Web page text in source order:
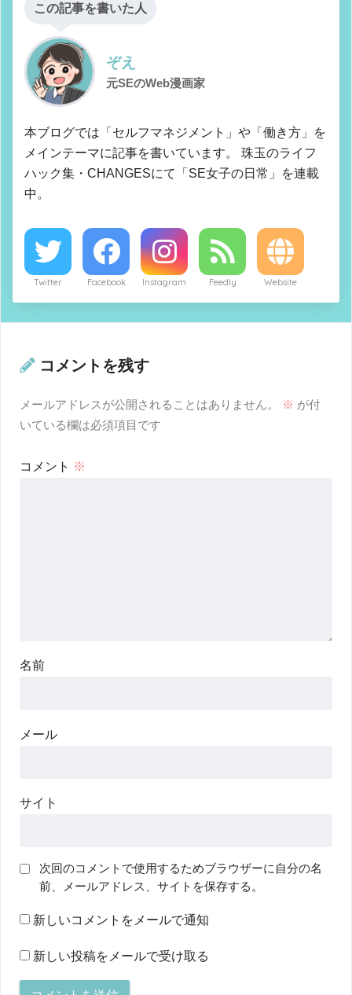
この記事を書いた人
ぞえ
元SEのWeb漫画家
本ブログでは「セルフマネジメント」や「働き方」を
メインテーマに記事を書いています。 珠玉のライフ
ハック集・CHANGESにて「SE女子の日常」を連載
中。
Twitter Facebook Instagram Feedly Website
コメントを残す
メールアドレスが公開されることはありません。 ※ が付
いている欄は必須項目です
コメント ※
名前
メール
サイト
次回のコメントで使用するためブラウザーに自分の名
前、メールアドレス、サイトを保存する。
新しいコメントをメールで通知
新しい投稿をメールで受け取る